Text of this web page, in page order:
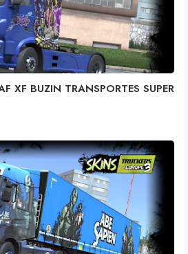
XF BUZIN TRANSPORTES SUPER